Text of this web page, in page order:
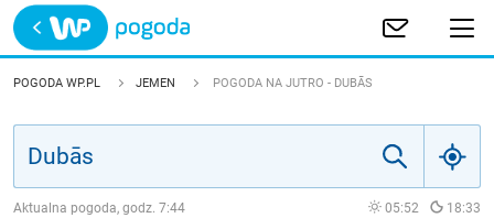
Trwa ładowanie
POLSKA
POGODA WP.PL JEMEN POGODA NA JUTRO - DUBĀS
Aktualna pogoda, godz. 7:44 05:52 18:33